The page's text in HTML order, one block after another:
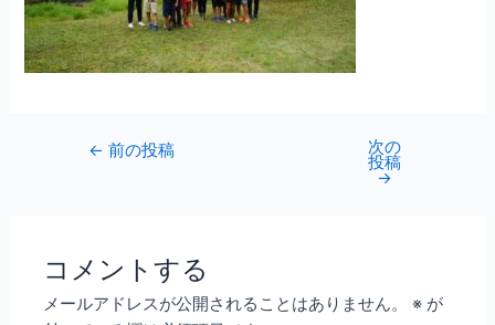
← 前の投稿 次の
投稿
→
コメントする
メールアドレスが公開されることはありません。 ※ が